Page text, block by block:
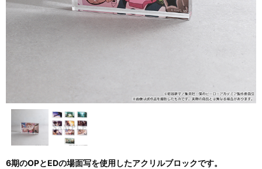
6期のOPとEDの場面写を使用したアクリルブロックです。